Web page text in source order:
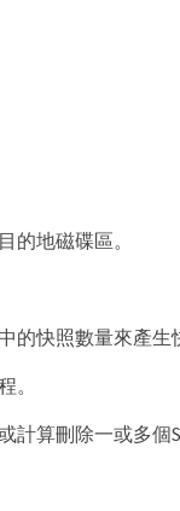
的地磁碟區。
的快照數量來產生
。
計算刪除一或多個